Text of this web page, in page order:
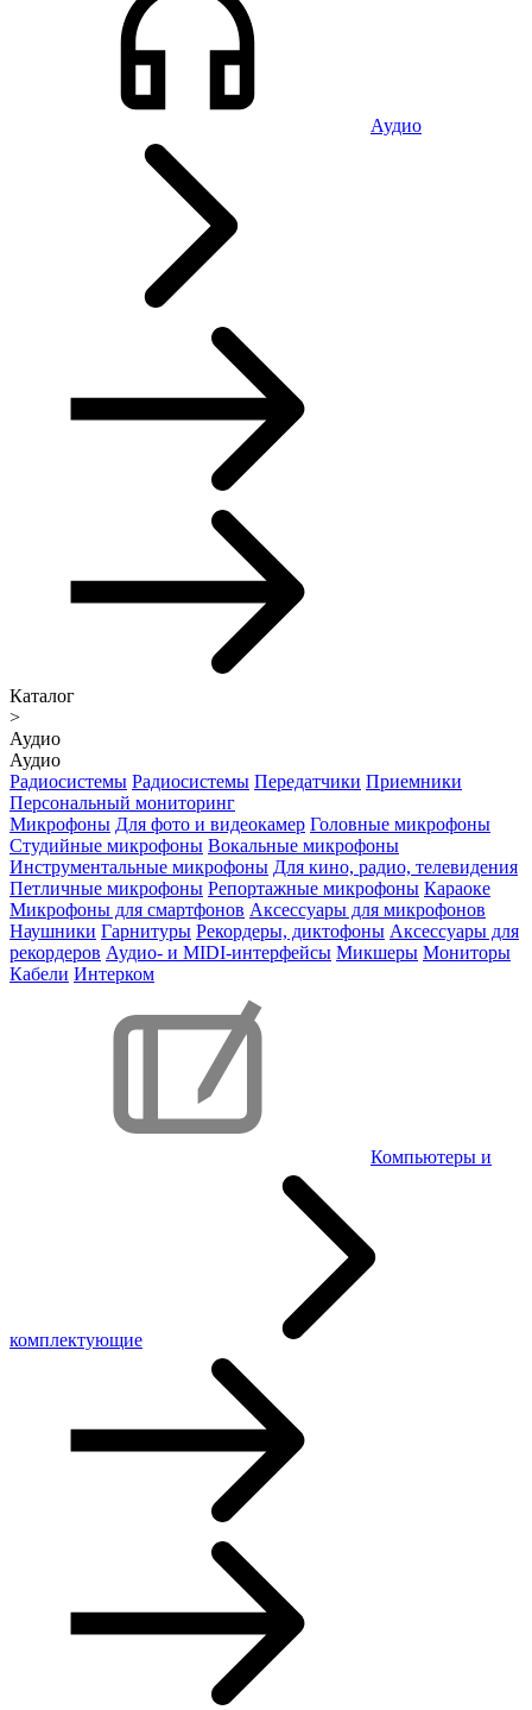
Аудио
Каталог
>
Аудио
Аудио
Радиосистемы Радиосистемы Передатчики Приемники
Персональный мониторинг
Микрофоны Для фото и видеокамер Головные микрофоны
Студийные микрофоны Вокальные микрофоны
Инструментальные микрофоны Для кино, радио, телевидения
Петличные микрофоны Репортажные микрофоны Караоке
Микрофоны для смартфонов Аксессуары для микрофонов
Наушники Гарнитуры Рекордеры, диктофоны Аксессуары для
рекордеров Аудио- и MIDI-интерфейсы Микшеры Мониторы
Кабели Интерком
Компьютеры и
комплектующие